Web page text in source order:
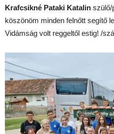
Krafcsikné Pataki Katalin szülő/
köszönöm minden felnőtt segítő
Vidámság volt reggeltől estig! /